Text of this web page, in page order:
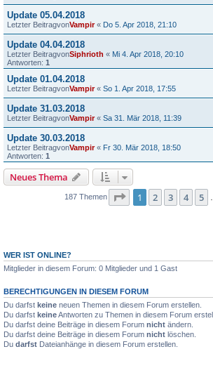
Update 05.04.2018
Letzter BeitragvonVampir« Do 5. Apr 2018, 21:10
Update 04.04.2018
Letzter BeitragvonSiphrioth « Mi 4. Apr 2018, 20:10
Antworten: 1
Update 01.04.2018
Letzter BeitragvonVampir« So 1. Apr 2018, 17:55
Update 31.03.2018
Letzter BeitragvonVampir« Sa 31. Mär 2018, 11:39
Update 30.03.2018
Letzter BeitragvonVampir« Fr 30. Mär 2018, 18:50
Antworten: 1
Neues Thema
187 Themen Seite 1von
1 2 3 4 5
WER IST ONLINE?
Mitglieder in diesem Forum: 0 Mitglieder und 1 Gast
BERECHTIGUNGEN IN DIESEM FORUM
Du darfst keine neuen Themen in diesem Forum erstellen.
Du darfst keineAntworten zu Themen in diesem Forum
Du darfst deine Beiträge in diesem Forum nicht ändern.
Du darfst deine Beiträge in diesem Forum nicht löschen.
Du darfst Dateianhänge in diesem Forum erstellen.